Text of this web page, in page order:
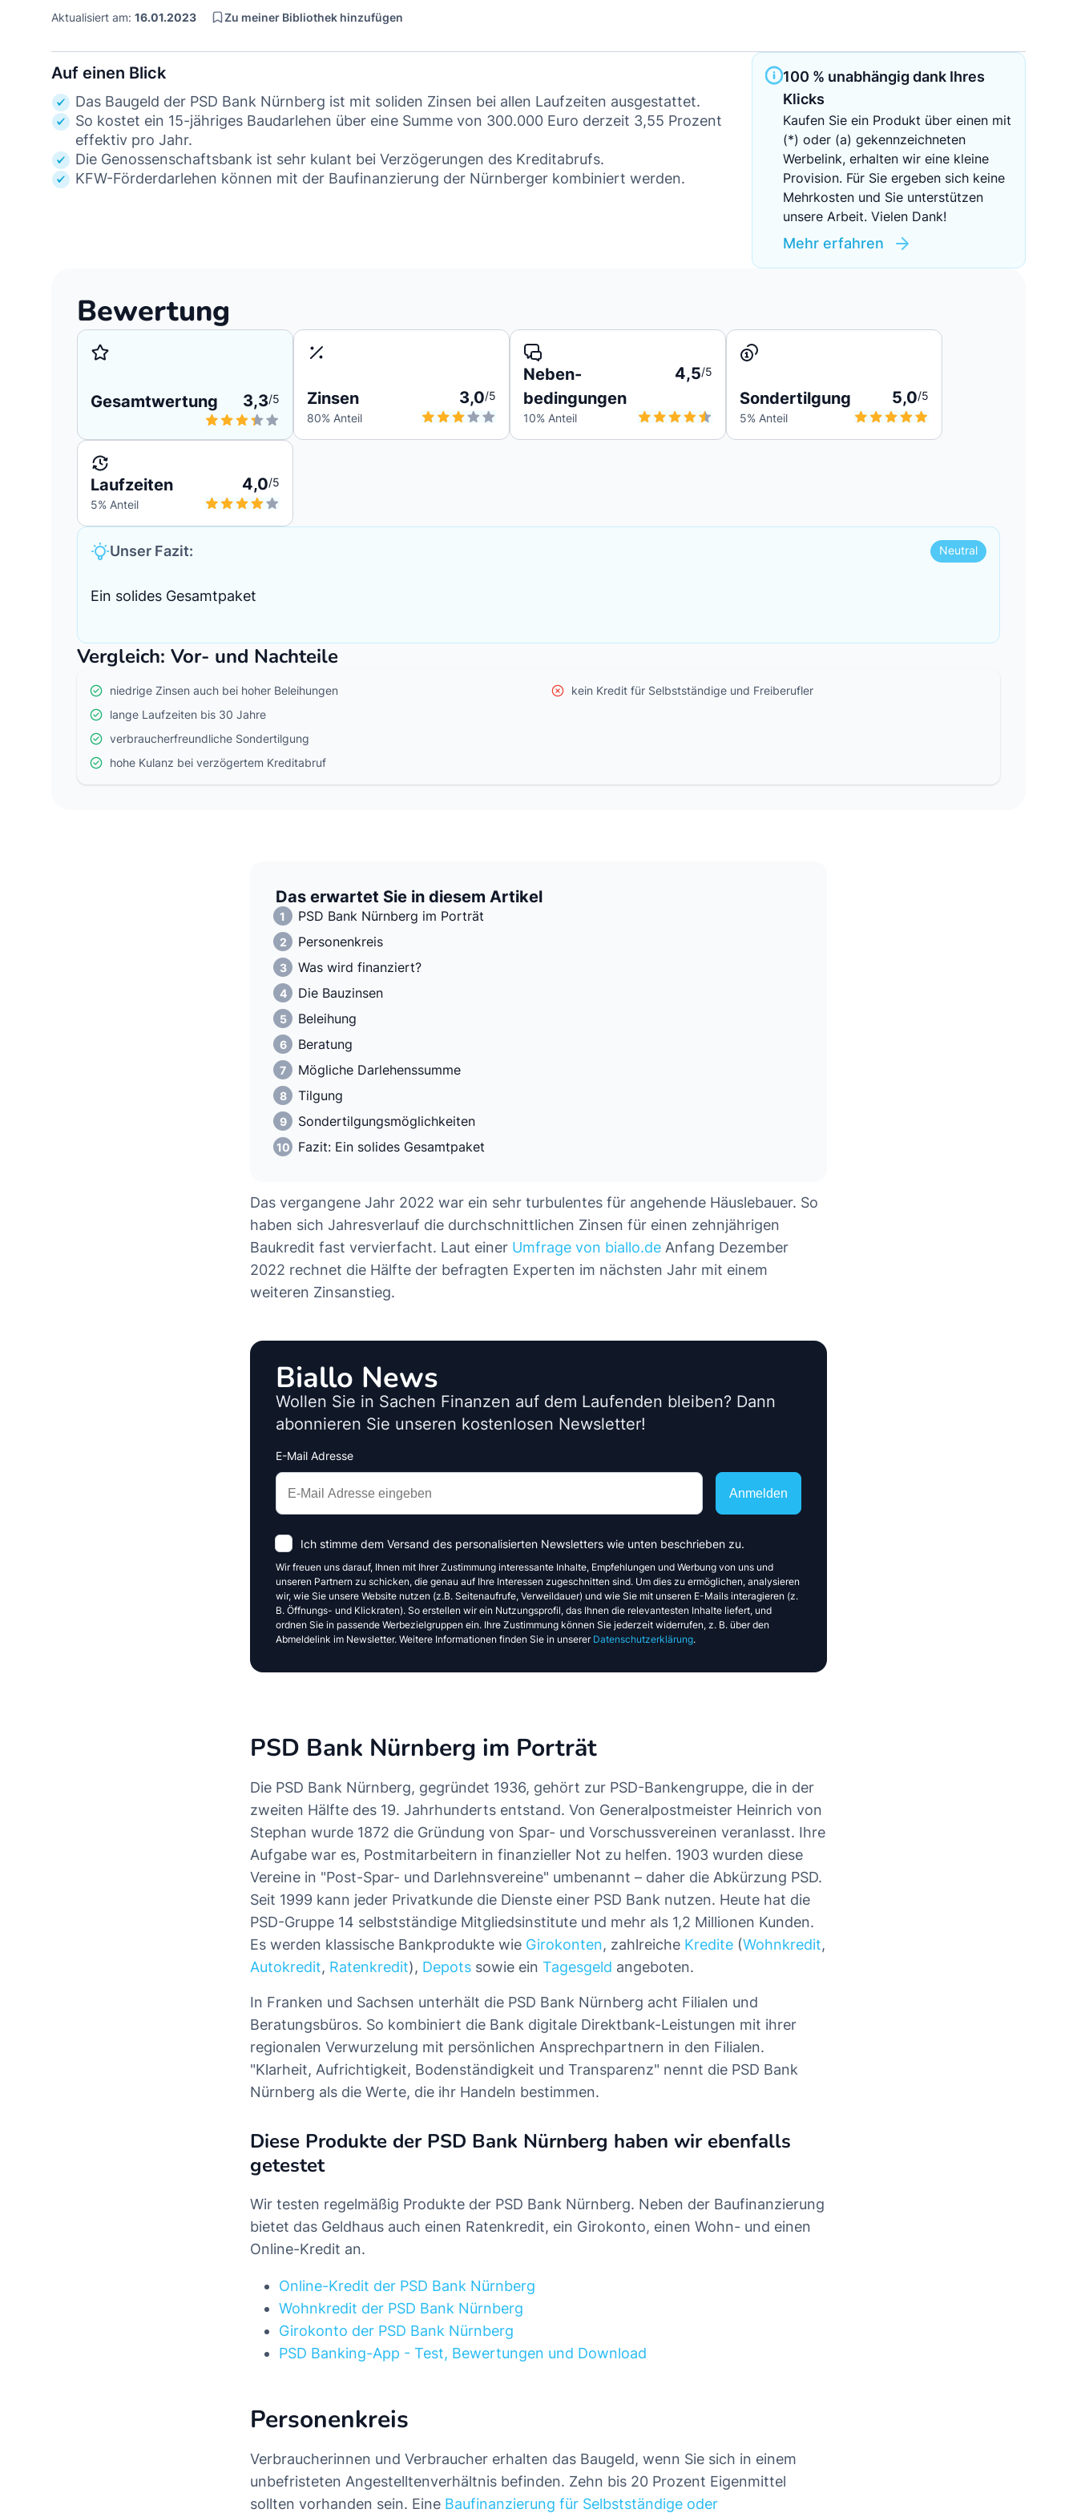
EZB-Leitzins
Aktualisiert am: 16.01.2023 Zu meiner Bibliothek hinzufügen
Auf einen Blick
Das Baugeld der PSD Bank Nürnberg ist mit soliden Zinsen bei allen Laufzeiten ausgestattet.
So kostet ein 15-jähriges Baudarlehen über eine Summe von 300.000 Euro derzeit 3,55 Prozent
effektiv pro Jahr.
Die Genossenschaftsbank ist sehr kulant bei Verzögerungen des Kreditabrufs.
KFW-Förderdarlehen können mit der Baufinanzierung der Nürnberger kombiniert werden.
100 % unabhängig dank Ihres
Klicks
Kaufen Sie ein Produkt über einen mit
(*) oder (a) gekennzeichneten
Werbelink, erhalten wir eine kleine
Provision. Für Sie ergeben sich keine
Mehrkosten und Sie unterstützen
unsere Arbeit. Vielen Dank!
Mehr erfahren
Bewertung
Gesamtwertung 3,3/5 Zinsen 3,0/5
80% Anteil
Neben-
bedingungen
4,5/5
10% Anteil
Sondertilgung 5,0/5
5% Anteil
Laufzeiten 4,0/5
5% Anteil
Unser Fazit: Neutral
Ein solides Gesamtpaket
Vergleich: Vor- und Nachteile
niedrige Zinsen auch bei hoher Beleihungen
lange Laufzeiten bis 30 Jahre
verbraucherfreundliche Sondertilgung
hohe Kulanz bei verzögertem Kreditabruf
kein Kredit für Selbstständige und Freiberufler
Das erwartet Sie in diesem Artikel
PSD Bank Nürnberg im Porträt
Personenkreis
Was wird finanziert?
Die Bauzinsen
Beleihung
Beratung
Mögliche Darlehenssumme
Tilgung
Sondertilgungsmöglichkeiten
Fazit: Ein solides Gesamtpaket
Das vergangene Jahr 2022 war ein sehr turbulentes für angehende Häuslebauer. So
haben sich Jahresverlauf die durchschnittlichen Zinsen für einen zehnjährigen
Baukredit fast vervierfacht. Laut einer Umfrage von biallo.de Anfang Dezember
2022 rechnet die Hälfte der befragten Experten im nächsten Jahr mit einem
weiteren Zinsanstieg.
Biallo News
Wollen Sie in Sachen Finanzen auf dem Laufenden bleiben? Dann
abonnieren Sie unseren kostenlosen Newsletter!
E-Mail Adresse
Interests
Amount
Anmelden
Ich stimme dem Versand des personalisierten Newsletters wie unten beschrieben zu.
Wir freuen uns darauf, Ihnen mit Ihrer Zustimmung interessante Inhalte, Empfehlungen und Werbung von uns und
unseren Partnern zu schicken, die genau auf Ihre Interessen zugeschnitten sind. Um dies zu ermöglichen, analysieren
wir, wie Sie unsere Website nutzen (z.B. Seitenaufrufe, Verweildauer) und wie Sie mit unseren E-Mails interagieren (z.
B. Öffnungs- und Klickraten). So erstellen wir ein Nutzungsprofil, das Ihnen die relevantesten Inhalte liefert, und
ordnen Sie in passende Werbezielgruppen ein. Ihre Zustimmung können Sie jederzeit widerrufen, z. B. über den
Abmeldelink im Newsletter. Weitere Informationen finden Sie in unserer Datenschutzerklärung.
PSD Bank Nürnberg im Porträt
Die PSD Bank Nürnberg, gegründet 1936, gehört zur PSD-Bankengruppe, die in der
zweiten Hälfte des 19. Jahrhunderts entstand. Von Generalpostmeister Heinrich von
Stephan wurde 1872 die Gründung von Spar- und Vorschussvereinen veranlasst. Ihre
Aufgabe war es, Postmitarbeitern in finanzieller Not zu helfen. 1903 wurden diese
Vereine in "Post-Spar- und Darlehnsvereine" umbenannt – daher die Abkürzung PSD.
Seit 1999 kann jeder Privatkunde die Dienste einer PSD Bank nutzen. Heute hat die
PSD-Gruppe 14 selbstständige Mitgliedsinstitute und mehr als 1,2 Millionen Kunden.
Es werden klassische Bankprodukte wie Girokonten, zahlreiche Kredite (Wohnkredit,
Autokredit, Ratenkredit), Depots sowie ein Tagesgeld angeboten.
In Franken und Sachsen unterhält die PSD Bank Nürnberg acht Filialen und
Beratungsbüros. So kombiniert die Bank digitale Direktbank-Leistungen mit ihrer
regionalen Verwurzelung mit persönlichen Ansprechpartnern in den Filialen.
"Klarheit, Aufrichtigkeit, Bodenständigkeit und Transparenz" nennt die PSD Bank
Nürnberg als die Werte, die ihr Handeln bestimmen.
Diese Produkte der PSD Bank Nürnberg haben wir ebenfalls
getestet
Wir testen regelmäßig Produkte der PSD Bank Nürnberg. Neben der Baufinanzierung
bietet das Geldhaus auch einen Ratenkredit, ein Girokonto, einen Wohn- und einen
Online-Kredit an.
Online-Kredit der PSD Bank Nürnberg
Wohnkredit der PSD Bank Nürnberg
Girokonto der PSD Bank Nürnberg
PSD Banking-App - Test, Bewertungen und Download
Personenkreis
Verbraucherinnen und Verbraucher erhalten das Baugeld, wenn Sie sich in einem
unbefristeten Angestelltenverhältnis befinden. Zehn bis 20 Prozent Eigenmittel
sollten vorhanden sein. Eine Baufinanzierung für Selbstständige oder